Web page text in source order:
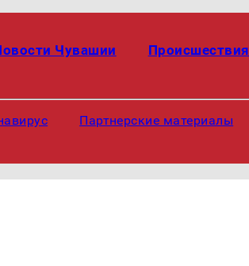
Чувашии Происшествия
Партнерские материалы